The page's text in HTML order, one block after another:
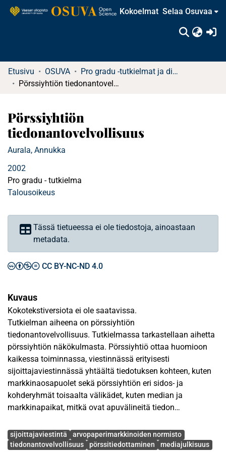
Kokoelmat Selaa Osuvaa
Etusivu OSUVA
Pro gradu -tutkielmat ja diplomityöt
Pörssiyhtiön tiedonantovelvollisuus
Pörssiyhtiön
tiedonantovelvollisuus
Aurala, Annukka
2002
Pro gradu - tutkielma
Talousoikeus
Tässä tietueessa ei ole tiedostoja, ainoastaan
metadata.
CC BY-NC-ND 4.0
Kuvaus
Kokotekstiversiota ei ole saatavissa.
Tutkielman aiheena on pörssiyhtiön
tiedonantovelvollisuus. Tutkielmassa tarkastellaan aihetta
pörssiyhtiön näkökulmasta. Pörssiyhtiö ottaa huomioon
kaikessa toiminnassa, viestinnässä erityisesti
sijoittajaviestinnässä yhtäältä tiedotuksen kohteen, kuten
markkinaosapuolet sekä pörssiyhtiön eri sidos- ja
kohderyhmät toisaalta välikädet, kuten median ja
markkinapaikat, mitkä ovat apuvälineitä tiedon
mediajulkisuuteen. Tarkoituksena on huomioida
arvopaperimarkkinoilla vallitsevat olosuhteet. Tehokkaat ja
Avainsanat
sijoittajaviestintä
arvopaperimarkkinoiden normisto
tiedonantovelvollisuus
pörssitiedottaminen mediajulkisuus